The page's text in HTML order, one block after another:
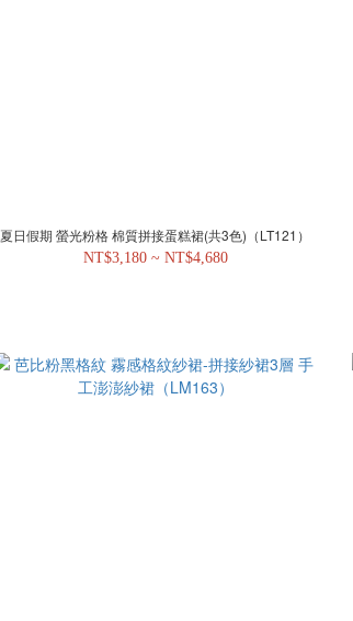
夏日假期 螢光粉格 棉質拼接蛋糕裙(共3色)（LT121）
NT$3,180 ~ NT$4,680